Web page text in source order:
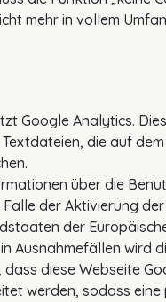
mehr in vollem
Google Analytics.
die auf
über die
der Aktivierung
der
Ausnahmefällen wird
diese Webseite
werden, sodass